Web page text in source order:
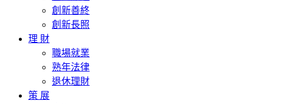
創新善終
創新長照
理 財
職場就業
熟年法律
退休理財
策 展